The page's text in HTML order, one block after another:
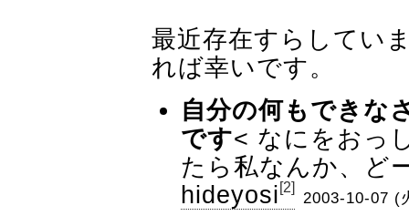
最近存在すらしてい
れば幸いです。
自分の何もできな
です< なにをおっ
たら私なんか、
hideyosi [2]
2003-10-07 (